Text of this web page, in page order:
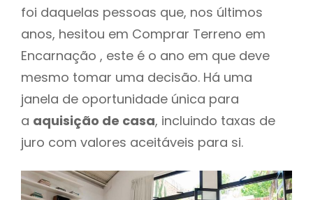
foi daquelas pessoas que, nos últimos
anos, hesitou em Comprar Terreno em
Encarnação , este é o ano em que deve
mesmo tomar uma decisão. Há uma
janela de oportunidade única para
a aquisição de casa, incluindo taxas de
juro com valores aceitáveis para si.